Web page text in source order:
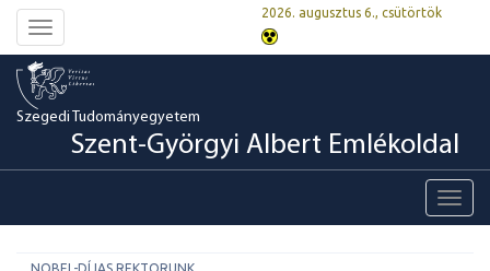
Toggle
navigation
2026. augusztus 6., csütörtök
Szegedi Tudományegyetem
Szent-Györgyi Albert Emlékoldal
NOBEL-DÍJAS REKTORUNK